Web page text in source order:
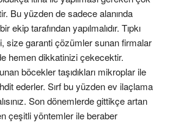
Bu yüzden de sadece alanında
ekip tarafından yapılmalıdır. Tıpkı
size garanti çözümler sunan firmalar
hemen dikkatinizi çekecektir.
böcekler taşıdıkları mikroplar ile
ederler. Sırf bu yüzden ev ilaçlama
Son dönemlerde gittikçe artan
çeşitli yöntemler ile beraber